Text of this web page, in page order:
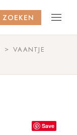
ZOEKEN
VAANTJE
Save